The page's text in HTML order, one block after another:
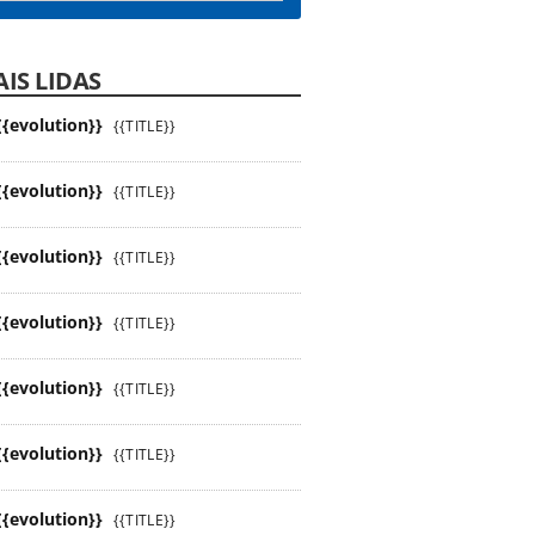
LIDAS
{{TITLE}}
{{TITLE}}
{{TITLE}}
{{TITLE}}
{{TITLE}}
{{TITLE}}
{{TITLE}}